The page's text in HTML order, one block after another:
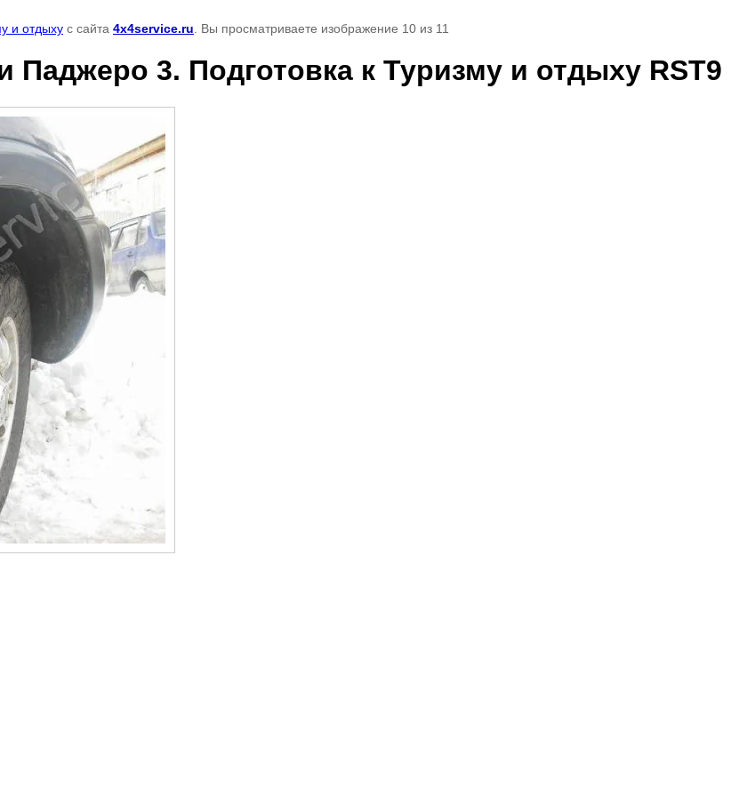
и отдыху с сайта 4x4service.ru . Вы просматриваете изображение 10 из 11
3. Подготовка к Туризму и отдыху RST9